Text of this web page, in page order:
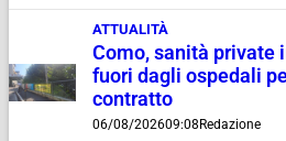
ATTUALITÀ
Como, sanità private
fuori dagli ospedali
contratto
06/08/202609:08 Redazione